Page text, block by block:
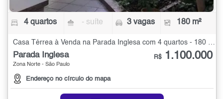
4 quartos - suíte 3 vagas 180 m²
Parada Inglesa
Zona Norte - São Paulo
Endereço no círculo do mapa
R$ 1.100.000